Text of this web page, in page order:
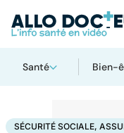
Santé Bien-
AccueilSantéSociété Santé
SÉCURITÉ SOCIALE,